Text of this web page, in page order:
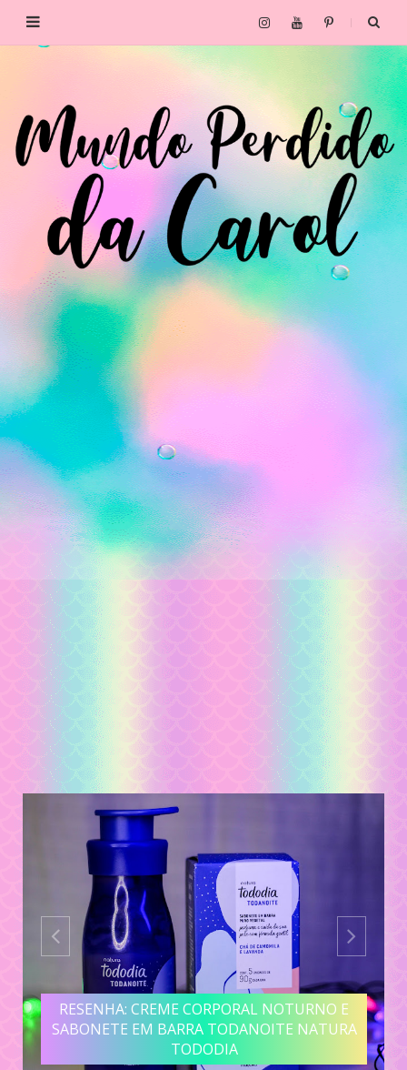
RESENHA: CREME CORPORAL NOTURNO E
SABONETE EM BARRA TODANOITE NATURA
TODODIA